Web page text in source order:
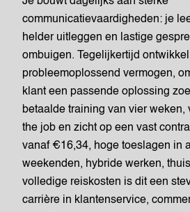
communicatievaardigheden: je
helder uitleggen en lastige
ombuigen. Tegelijkertijd
probleemoplossend vermogen,
klant een passende oplossing
betaalde training van vier weken,
the job en zicht op een vast
vanaf €16,34, hoge toeslagen in
weekenden, hybride werken,
volledige reiskosten is dit een
carrière in klantenservice,